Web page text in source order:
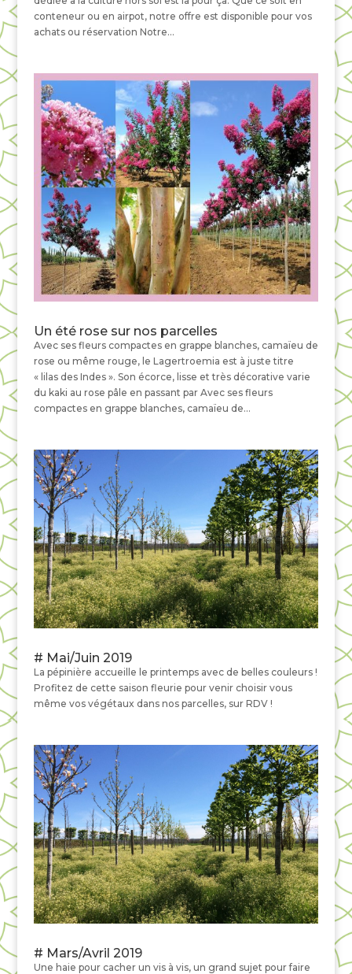
conteneur ou en airpot, notre offre est disponible pour vos
achats ou réservation Notre...
Un été rose sur nos parcelles
Avec ses fleurs compactes en grappe blanches, camaïeu de
rose ou même rouge, le Lagertroemia est à juste titre
« lilas des Indes ». Son écorce, lisse et très décorative varie
du kaki au rose pâle en passant par Avec ses fleurs
compactes en grappe blanches, camaïeu de...
# Mai/Juin 2019
La pépinière accueille le printemps avec de belles couleurs !
Profitez de cette saison fleurie pour venir choisir vous
même vos végétaux dans nos parcelles, sur RDV !
# Mars/Avril 2019
Une haie pour cacher un vis à vis, un grand sujet pour faire